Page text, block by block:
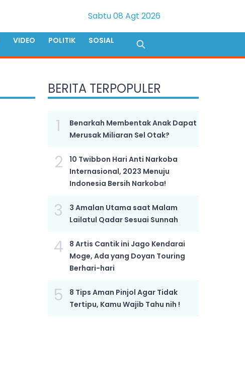
Sabtu 08 Agt 2026
VIDEO POLITIK SOSIAL
BERITA TERPOPULER
1
Benarkah Membentak Anak Dapat
Merusak Miliaran Sel Otak?
2
10 Twibbon Hari Anti Narkoba
Internasional, 2023 Menuju
Indonesia Bersih Narkoba!
3
3 Amalan Utama saat Malam
Lailatul Qadar Sesuai Sunnah
4
8 Artis Cantik ini Jago Kendarai
Moge, Ada yang Doyan Touring
Berhari-hari
5
8 Tips Aman Pinjol Agar Tidak
Tertipu, Kamu Wajib Tahu nih !